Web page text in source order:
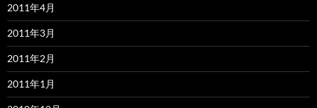
2011年4月
2011年3月
2011年2月
2011年1月